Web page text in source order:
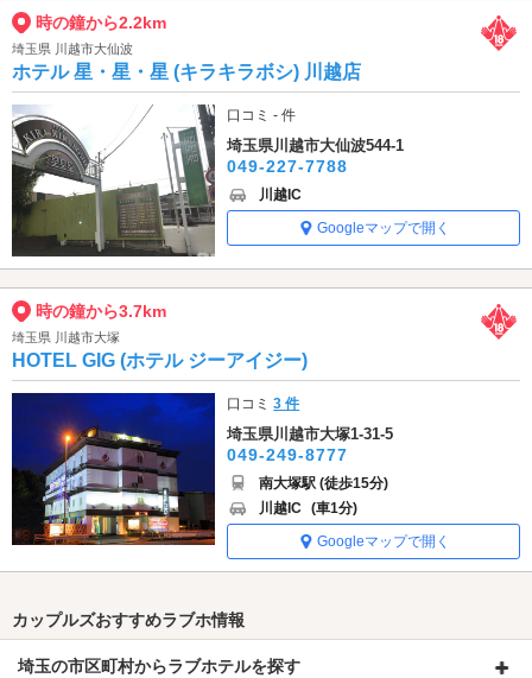
時の鐘から2.2km
埼玉県 川越市大仙波
ホテル 星・星・星 (キラキラボシ) 川越店
口コミ - 件
埼玉県川越市大仙波544-1
049-227-7788
川越IC
Googleマップで開く
時の鐘から3.7km
埼玉県 川越市大塚
HOTEL GIG (ホテル ジーアイジー)
口コミ3 件
埼玉県川越市大塚1-31-5
049-249-8777
南大塚駅 (徒歩15分)
川越IC (車1分)
Googleマップで開く
カップルズおすすめラブホ情報
埼玉の市区町村からラブホテルを探す